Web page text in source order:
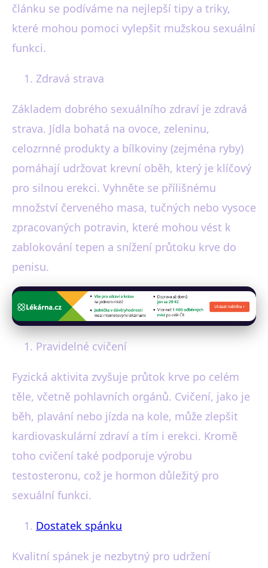
článku se podíváme na nejlepší tipy a triky,
které mohou pomoci vylepšit mužskou sexuální
funkci.
Zdravá strava
Základem dobrého sexuálního zdraví je zdravá
strava. Jídla bohatá na ovoce, zeleninu,
celozrnné produkty a bílkoviny (zejména ryby)
pomáhají udržovat krevní oběh, který je klíčový
pro silnou erekci. Vyhněte se přílišnému
množství červeného masa, tučných nebo vysoce
zpracovaných potravin, které mohou vést k
zablokování tepen a snížení průtoku krve do
penisu.
Pravidelné cvičení
Fyzická aktivita zvyšuje průtok krve po celém
těle, včetně pohlavních orgánů. Cvičení, jako je
běh, plavání nebo jízda na kole, může zlepšit
kardiovaskulární zdraví a tím i erekci. Kromě
toho cvičení také podporuje výrobu
testosteronu, což je hormon důležitý pro
sexuální funkci.
Dostatek spánku
Kvalitní spánek je nezbytný pro udržení